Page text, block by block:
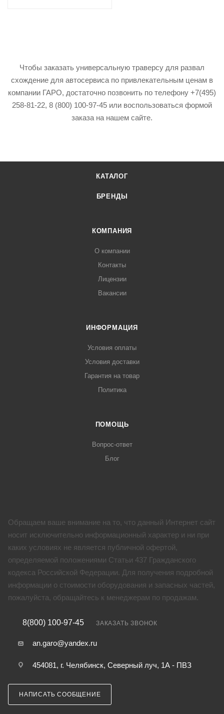
Чтобы заказать универсальную траверсу для развал
схождение для автосервиса по привлекательным ценам в
компании ГАРО, достаточно позвонить по телефону +7(495)
258-81-22, 8 (800) 100-97-45 или воспользоваться формой
заказа на нашем сайте.
КАТАЛОГ
БРЕНДЫ
КОМПАНИЯ
О компании
Контакты
Лицензии
Вакансии
ИНФОРМАЦИЯ
Условия оплаты
Условия доставки
Гарантия на товар
Политика
ПОМОЩЬ
Вопрос-ответ
Блог
Обращаем ваше внимание на то, что данный Интернет сайт
носит исключительно информационный характер и ни при
каких условиях не является публичной офертой,
определяемой положениями Статьи 437 Гражданского
кодекса Российской Федерации. Для получения подробной
информации о стоимости оборудования и запасных частей,
пожалуйста, обращайтесь к менеджерам по продажам.
8(800) 100-97-45 ЗАКАЗАТЬ ЗВОНОК
an.garo@yandex.ru
454081, г. Челябинск, Северный луч, 1А - ПВЗ
НАПИСАТЬ СООБЩЕНИЕ